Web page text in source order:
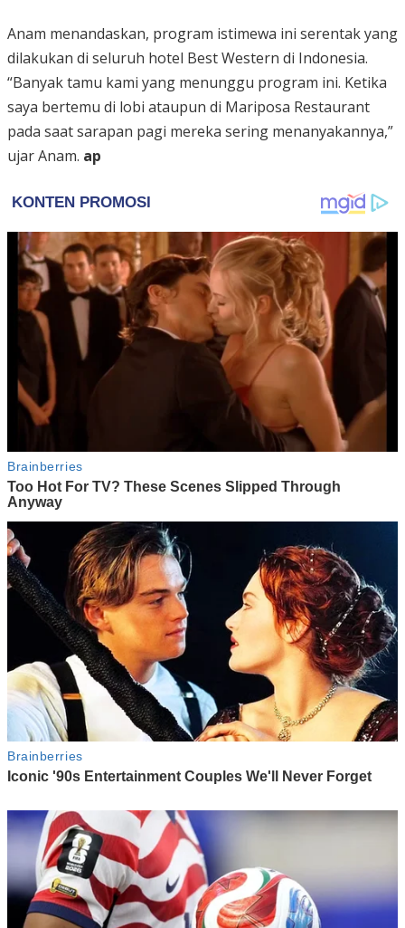
Anam menandaskan, program istimewa ini serentak yang
dilakukan di seluruh hotel Best Western di Indonesia.
“Banyak tamu kami yang menunggu program ini. Ketika
saya bertemu di lobi ataupun di Mariposa Restaurant
pada saat sarapan pagi mereka sering menanyakannya,”
ujar Anam. ap